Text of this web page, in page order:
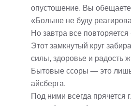
опустошение. Вы
«Больше не буду
Но завтра все повторяется
Этот замкнутый круг
силы, здоровье и радость
Бытовые ссоры — это
айсберга.
Под ними всегда прячется